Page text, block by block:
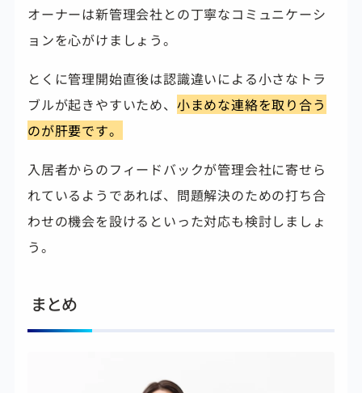
オーナーは新管理会社との丁寧なコミュニケーシ
ョンを心がけましょう。
とくに管理開始直後は認識違いによる小さなトラ
ブルが起きやすいため、 小まめな連絡を取り合う
のが肝要です。
入居者からのフィードバックが管理会社に寄せら
れているようであれば、問題解決のための打ち合
わせの機会を設けるといった対応も検討しましょ
う。
まとめ